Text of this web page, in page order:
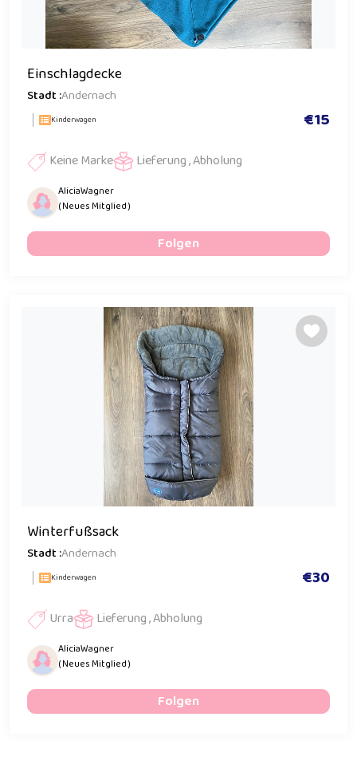
Einschlagdecke
Stadt :Andernach
Kinderwagen €15
Keine Marke Lieferung , Abholung
AliciaWagner
( Neues Mitglied )
Folgen
Winterfußsack
Stadt :Andernach
Kinderwagen €30
Urra Lieferung , Abholung
AliciaWagner
( Neues Mitglied )
Folgen